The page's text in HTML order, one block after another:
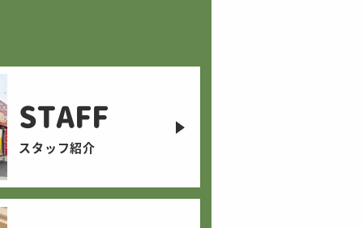
STAFF
スタッフ紹介